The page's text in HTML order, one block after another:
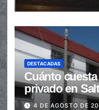
DESTACADAS
Cuánto
privado en
de $110.000 a
4 DE AGOSTO DE